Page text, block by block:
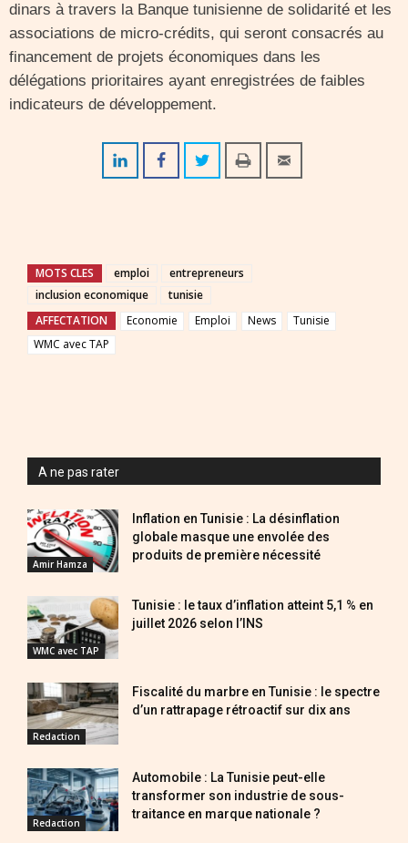
dinars à travers la Banque tunisienne de solidarité et les
associations de micro-crédits, qui seront consacrés au
financement de projets économiques dans les
délégations prioritaires ayant enregistrées de faibles
indicateurs de développement.
MOTS CLES emploi
entrepreneurs
inclusion economique
tunisie
AFFECTATION
Economie Emploi News
Tunisie
WMC avec TAP
A ne pas rater
Amir Hamza
Inflation en Tunisie : La désinflation
globale masque une envolée des
produits de première nécessité
WMC avec TAP
Tunisie : le taux d’inflation atteint 5,1 % en
juillet 2026 selon l’INS
Redaction
Fiscalité du marbre en Tunisie : le spectre
d’un rattrapage rétroactif sur dix ans
Redaction
Automobile : La Tunisie peut-elle
transformer son industrie de sous-
traitance en marque nationale ?